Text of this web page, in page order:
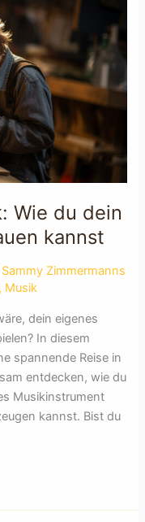
Wie du dein
kannst
Sammy Zimmermanns
, Musik
dein eigenes
In diesem
spannende Reise in
entdecken, wie du
Musikinstrument
kannst. Bist du